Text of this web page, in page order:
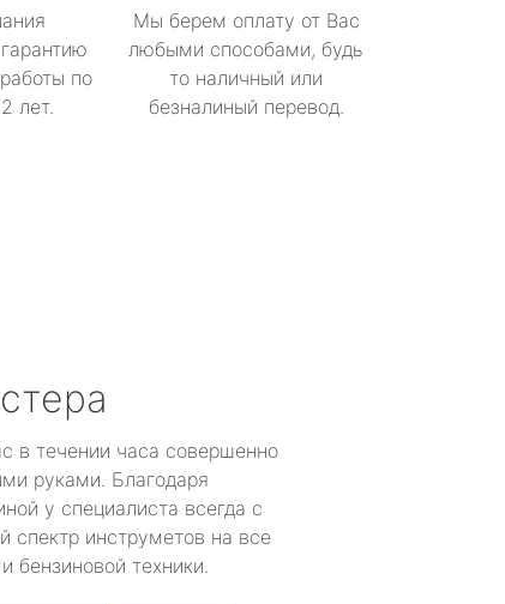
по
лет.
Мы берем оплату от Вас
любыми способами, будь
то наличный или
безналиный перевод.
в течении часа совершенно
руками. Благодаря
у специалиста всегда с
спектр инструметов на все
бензиновой техники.